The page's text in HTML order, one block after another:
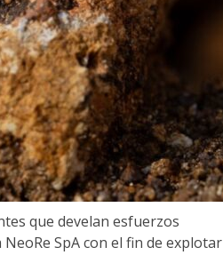
que develan esfuerzos
SpA con el fin de explotar